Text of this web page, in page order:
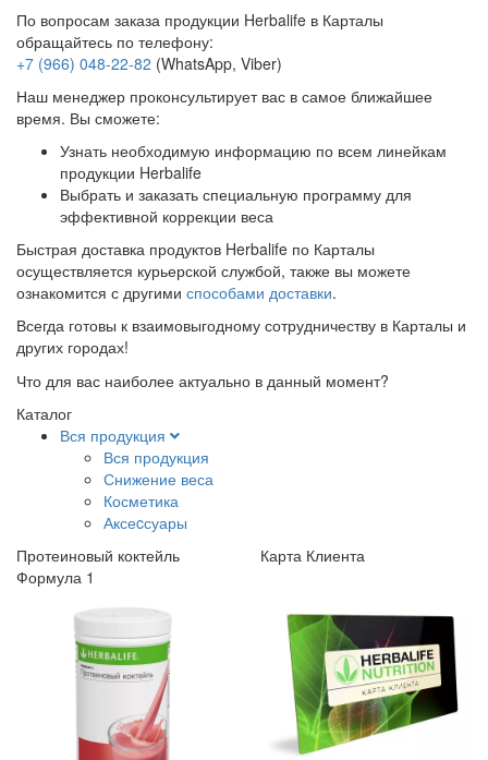
По вопросам заказа продукции Herbalife в Карталы
обращайтесь по телефону:
+7 (966) 048-22-82 (WhatsApp, Viber)
Наш менеджер проконсультирует вас в самое ближайшее
время. Вы сможете:
Узнать необходимую информацию по всем линейкам
продукции Herbalife
Выбрать и заказать специальную программу для
эффективной коррекции веса
Быстрая доставка продуктов Herbalife по Карталы
осуществляется курьерской службой, также вы можете
ознакомится с другими способами доставки.
Всегда готовы к взаимовыгодному сотрудничеству в Карталы и
других городах!
Что для вас наиболее актуально в данный момент?
Каталог
Вся продукция
Вся продукция
Снижение веса
Косметика
Аксеcсуары
Протеиновый коктейль
Формула 1
Карта Клиента